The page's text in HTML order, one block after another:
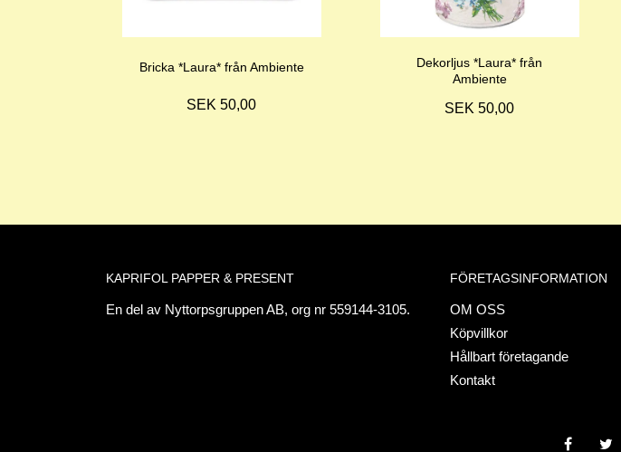
Bricka *Laura* från Ambiente
SEK 50,00
Dekorljus *Laura* från
Ambiente
SEK 50,00
KAPRIFOL PAPPER & PRESENT
En del av Nyttorpsgruppen AB, org nr 559144-3105.
FÖRETAGSINFORMATION
OM OSS
Köpvillkor
Hållbart företagande
Kontakt